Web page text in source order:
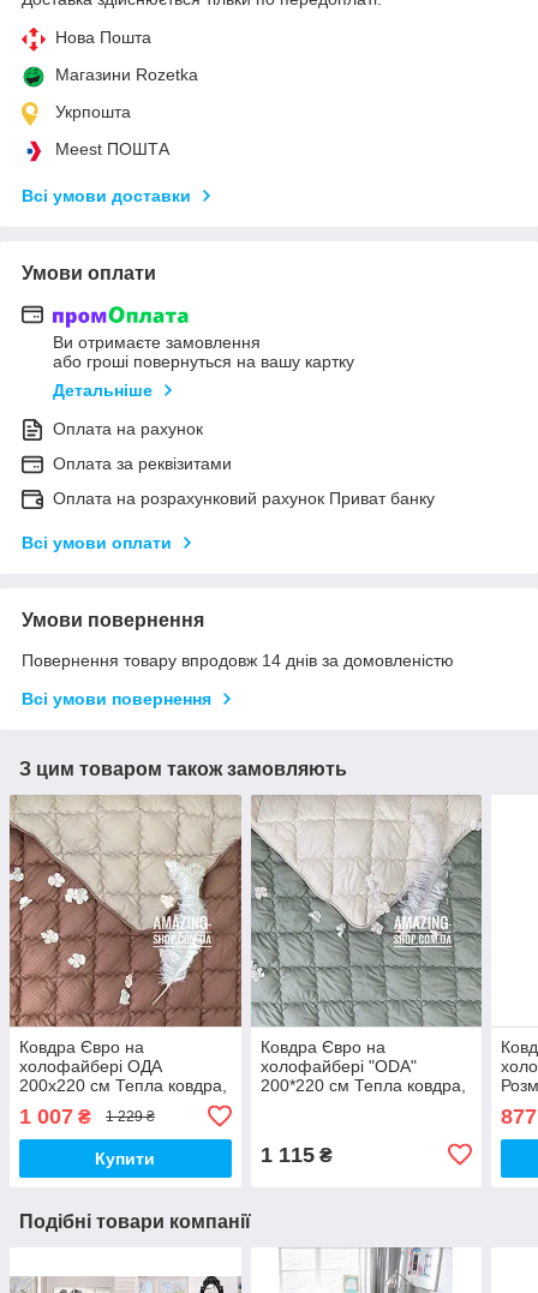
Нова Пошта
Магазини Rozetka
Укрпошта
Meest ПОШТА
Всі умови доставки
Умови оплати
Ви отримаєте замовлення
або гроші повернуться на вашу картку
Детальніше
Оплата на рахунок
Оплата за реквізитами
Оплата на розрахунковий рахунок Приват банку
Всі умови оплати
Умови повернення
Повернення товару впродовж 14 днів за домовленістю
Всі умови повернення
З цим товаром також замовляють
Ковдра Євро на
холофайбері ОДА
200х220 см Тепла ковдра,
наповнювач холофайбер.
Стьобана ковдра ОДА
1 007 ₴ 1 229 ₴
Купити
Ковдра Євро на
холофайбері "ODA"
200*220 см Тепла ковдра,
1 115₴
877
Подібні товари компанії